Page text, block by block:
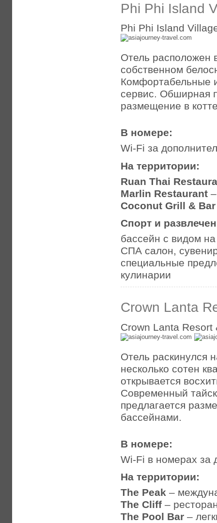
Phi Phi Island
Phi Phi Island
Отель расположен
собственном
Комфортабельные
сервис. Обширная
размещение в
В номере:
Wi-Fi за
На территории:
Ruan Thai
Marlin Restaurant
Coconut Grill &
Спорт и
бассейн с видом
СПА салон,
специальные
кулинарии
Crown Lanta
Crown Lanta Resort
Отель раскинулся
несколько сотен
открывается
Современный
предлагается
бассейнами.
В номере:
Wi-Fi в номерах за
На территории:
The Peak –
The Cliff –
The Pool Bar –